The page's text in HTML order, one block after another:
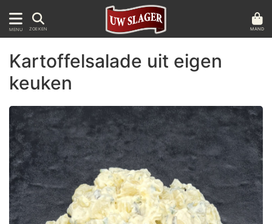
MENU ZOEKEN MAND
Kartoffelsalade uit eigen
keuken